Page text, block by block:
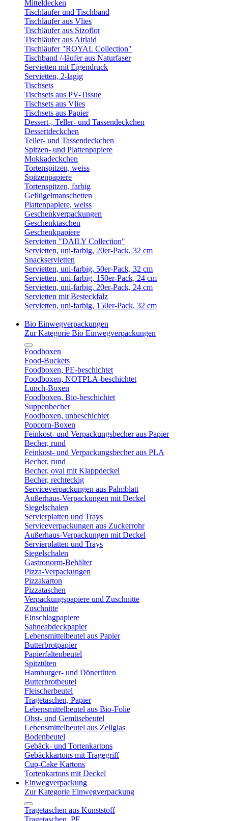
Mitteldecken
Tischläufer und Tischband
Tischläufer aus Vlies
Tischläufer aus Sizoflor
Tischläufer aus Airlaid
Tischläufer "ROYAL Collection"
Tischband /-läufer aus Naturfaser
Servietten mit Eigendruck
Servietten, 2-lagig
Tischsets
Tischsets aus PV-Tissue
Tischsets aus Vlies
Tischsets aus Papier
Dessert-, Teller- und Tassendeckchen
Dessertdeckchen
Teller- und Tassendeckchen
Spitzen- und Plattenpapiere
Mokkadeckchen
Tortenspitzen, weiss
Spitzenpapiere
Tortenspitzen, farbig
Geflügelmanschetten
Plattenpapiere, weiss
Geschenkverpackungen
Geschenktaschen
Geschenkpapiere
Servietten "DAILY Collection"
Servietten, uni-farbig, 20er-Pack, 32 cm
Snackservietten
Servietten, uni-farbig, 50er-Pack, 32 cm
Servietten, uni-farbig, 150er-Pack, 24 cm
Servietten, uni-farbig, 20er-Pack, 24 cm
Servietten mit Besteckfalz
Servietten, uni-farbig, 150er-Pack, 32 cm
Bio Einwegverpackungen
Zur Kategorie Bio Einwegverpackungen
Foodboxen
Food-Buckets
Foodboxen, PE-beschichtet
Foodboxen, NOTPLA-beschichtet
Lunch-Boxen
Foodboxen, Bio-beschichtet
Suppenbecher
Foodboxen, unbeschichtet
Popcorn-Boxen
Feinkost- und Verpackungsbecher aus Papier
Becher, rund
Feinkost- und Verpackungsbecher aus PLA
Becher, rund
Becher, oval mit Klappdeckel
Becher, rechteckig
Serviceverpackungen aus Palmblatt
Außerhaus-Verpackungen mit Deckel
Siegelschalen
Servierplatten und Trays
Serviceverpackungen aus Zuckerrohr
Außerhaus-Verpackungen mit Deckel
Servierplatten und Trays
Siegelschalen
Gastronorm-Behälter
Pizza-Verpackungen
Pizzakarton
Pizzataschen
Verpackungspapiere und Zuschnitte
Zuschnitte
Einschlagpapiere
Sahneabdeckpapier
Lebensmittelbeutel aus Papier
Butterbrotpapier
Papierfaltenbeutel
Spitztüten
Hamburger- und Dönertüten
Butterbrotbeutel
Fleischerbeutel
Tragetaschen, Papier
Lebensmittelbeutel aus Bio-Folie
Obst- und Gemüsebeutel
Lebensmittelbeutel aus Zellglas
Bodenbeutel
Gebäck- und Tortenkartons
Gebäckkartons mit Tragegriff
Cup-Cake Kartons
Tortenkartons mit Deckel
Einwegverpackung
Zur Kategorie Einwegverpackung
Tragetaschen aus Kunststoff
Tragetaschen, PE